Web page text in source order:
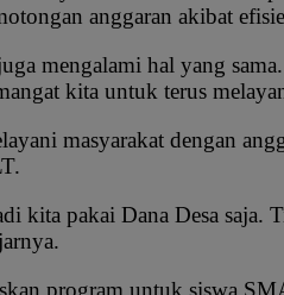
anggaran akibat
mengalami hal yang
kita untuk terus
masyarakat dengan
kita pakai Dana Desa